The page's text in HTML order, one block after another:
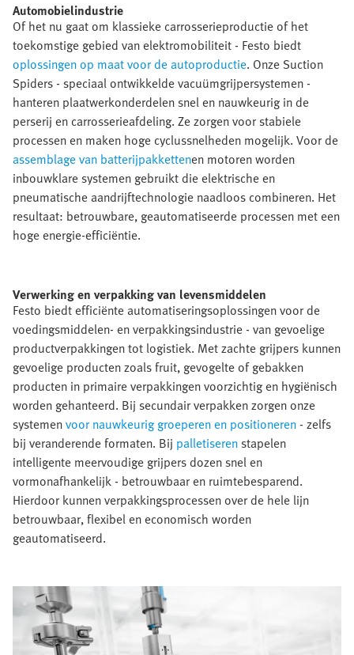
Automobielindustrie​
Of het nu gaat om klassieke carrosserieproductie of het
toekomstige gebied van elektromobiliteit - Festo biedt
oplossingen op maat voor de autoproductie. Onze Suction
Spiders - speciaal ontwikkelde vacuümgrijpersystemen -
hanteren plaatwerkonderdelen snel en nauwkeurig in de
perserij en carrosserieafdeling. Ze zorgen voor stabiele
processen en maken hoge cyclussnelheden mogelijk. Voor de
assemblage van batterijpakkettenen motoren worden
inbouwklare systemen gebruikt die elektrische en
pneumatische aandrijftechnologie naadloos combineren. Het
resultaat: betrouwbare, geautomatiseerde processen met een
hoge energie-efficiëntie.
Verwerking en verpakking van levensmiddelen​
Festo biedt efficiënte automatiseringsoplossingen voor de
voedingsmiddelen- en verpakkingsindustrie - van gevoelige
productverpakkingen tot logistiek. Met zachte grijpers kunnen
gevoelige producten zoals fruit, gevogelte of gebakken
producten in primaire verpakkingen voorzichtig en hygiënisch
worden gehanteerd. Bij secundair verpakken zorgen onze
systemenvoor nauwkeurig groeperen en positioneren - zelfs
bij veranderende formaten. Bij palletiseren stapelen
intelligente meervoudige grijpers dozen snel en
vormonafhankelijk - betrouwbaar en ruimtebesparend.
Hierdoor kunnen verpakkingsprocessen over de hele lijn
betrouwbaar, flexibel en economisch worden
geautomatiseerd.​